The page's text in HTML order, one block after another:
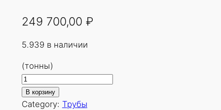
249 700,00 ₽
5.939 в наличии
(тонны)
К
о
л
В корзину
Category: Трубы